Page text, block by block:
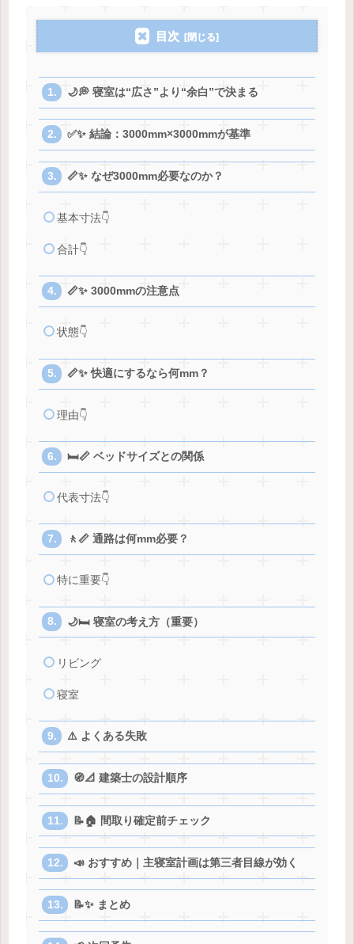
目次
🌙💭 寝室は“広さ”より“余白”で決まる
✅✨ 結論：3000mm×3000mmが基準
📏✨ なぜ3000mm必要なのか？
基本寸法👇
合計👇
📏✨ 3000mmの注意点
状態👇
📏✨ 快適にするなら何mm？
理由👇
🛏️📏 ベッドサイズとの関係
代表寸法👇
🚶📏 通路は何mm必要？
特に重要👇
🌙🛏️ 寝室の考え方（重要）
リビング
寝室
⚠️ よくある失敗
🧭📐 建築士の設計順序
📝🏠 間取り確定前チェック
📣 おすすめ｜主寝室計画は第三者目線が効く
📝✨ まとめ